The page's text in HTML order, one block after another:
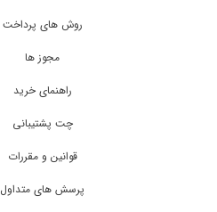
روش های پرداخت
مجوز ها
راهنمای خرید
چت پشتیبانی
قوانین و مقررات
پرسش های متداول